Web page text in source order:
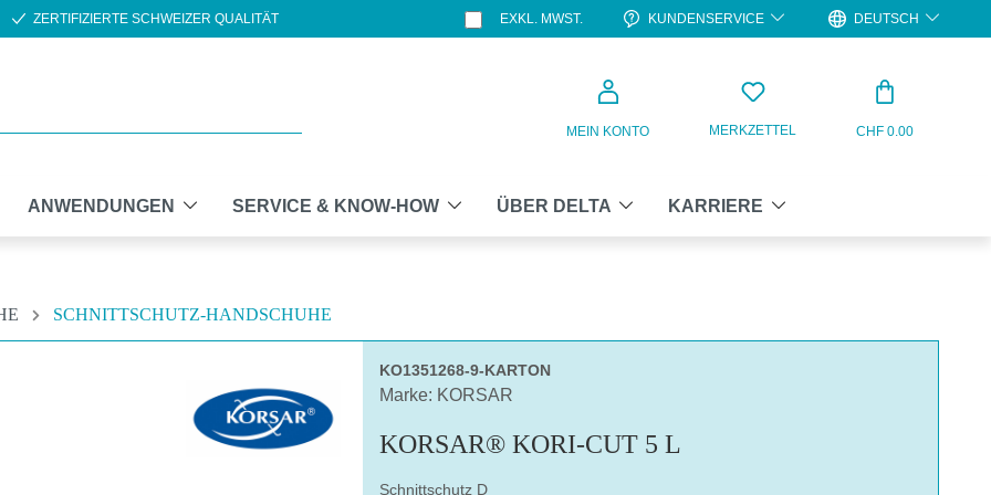
ZERTIFIZIERTE SCHWEIZER QUALITÄT EXKL. MWST. KUNDENSERVICE DEUTSCH
MEIN KONTO MERKZETTEL CHF 0.00
ANWENDUNGEN SERVICE & KNOW-HOW ÜBER DELTA KARRIERE
SCHNITTSCHUTZ-HANDSCHUHE
KO1351268-9-KARTON
Marke: KORSAR
KORSAR® KORI-CUT 5 L
Schnittschutz D